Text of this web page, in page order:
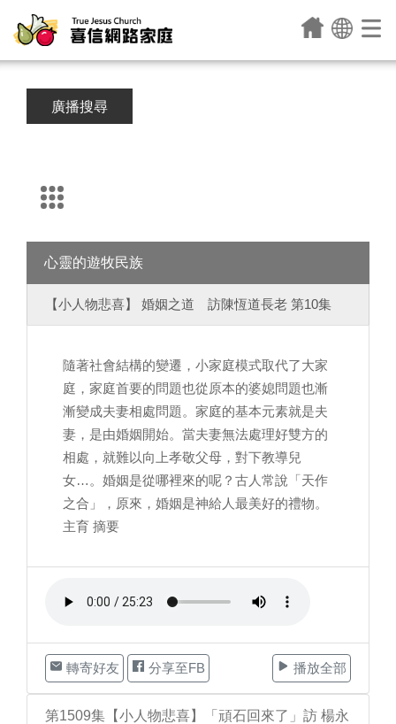
廣播搜尋
心靈的遊牧民族
【小人物悲喜】 婚姻之道 訪陳恆道長老 第10集
隨著社會結構的變遷，小家庭模式取代了大家
庭，家庭首要的問題也從原本的婆媳問題也漸
漸變成夫妻相處問題。家庭的基本元素就是夫
妻，是由婚姻開始。當夫妻無法處理好雙方的
相處，就難以向上孝敬父母，對下教導兒
女…。婚姻是從哪裡來的呢？古人常說「天作
之合」，原來，婚姻是神給人最美好的禮物。
主育 摘要
轉寄好友 分享至FB 播放全部
第1509集【小人物悲喜】「頑石回來了」訪 楊永